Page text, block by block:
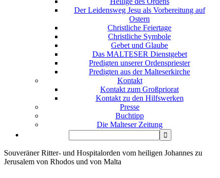
Der Leidensweg Jesu als Vorbereitung auf
Ostern
Christliche Feiertage
Christliche Symbole
Gebet und Glaube
Das MALTESER Dienstgebet
Predigten unserer Ordenspriester
Predigten aus der Malteserkirche
Kontakt
Kontakt zum Großpriorat
Kontakt zu den Hilfswerken
Presse
Buchtipp
Die Malteser Zeitung
Souveräner Ritter- und Hospitalorden vom heiligen Johannes zu
Jerusalem von Rhodos und von Malta